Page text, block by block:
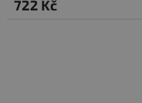
722 Kč